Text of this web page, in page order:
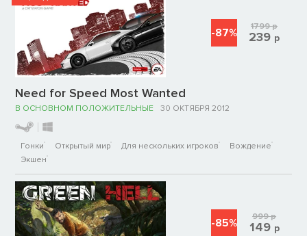
Need for Speed Most Wanted
В ОСНОВНОМ ПОЛОЖИТЕЛЬНЫЕ 30 ОКТЯБРЯ 2012
Гонки Открытый мир Для нескольких игроков
Вождение
Экшен
-87% 1799р
239 р
-85% 999р
149 р